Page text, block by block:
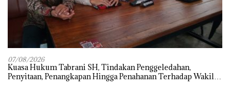
07/08/2026
‎Kuasa Hukum Tabrani SH, Tindakan Penggeledahan,
Penyitaan, Penangkapan Hingga Penahanan Terhadap Wakil